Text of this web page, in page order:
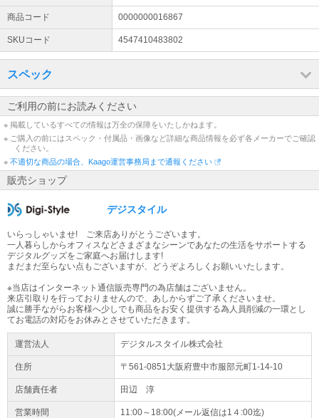
詳細はこちら
商品コード 0000000016867
SKUコード 4547410483802
スペック
ご利用の前にお読みください
※ 掲載しているすべての情報は万全の保障をいたしかねます。
※ ご購入の前にはスペック・付属品・画像など詳細な商品情報を必ず各メーカーでご確認
ください。
※ 不適切な商品の場合、Kaago運営事務局まで通報ください
販売ショップ
デジスタイル
いらっしゃいませ! ご来店ありがとうございます。
一人暮らしからオフィスなどさまざまなシーンであなたの生活をサポートする
デジタルグッズをご家庭へお届けします!
まだまだ至らない点もございますが、どうぞよろしくお願いいたします。
※当店はインターネット通信販売専門の為店舗はございません。
来店引取りを行っておりませんので、あしからずご了承くださいませ。
誠に勝手ながらお客様へ少しでも商品をお安く提供する為人員削減の一環とし
てお電話の対応をお休みとさせていただきます。
運営法人 デジタルスタイル株式会社
住所 〒561-0851大阪府豊中市服部元町1-14-10
店舗責任者 田辺 淳
営業時間 11:00～18:00(メール返信は1４:00迄)